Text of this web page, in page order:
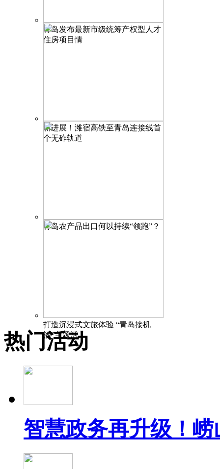
青岛发布最新市级统筹产权型人才
住房项目情
新进展！潍宿高铁至青岛连接线首
个无砟轨道
青岛农产品出口何以持续“领跑”？
打造沉浸式文旅体验 “青岛接机
酒”主题活
热门活动
智慧政务再升级！